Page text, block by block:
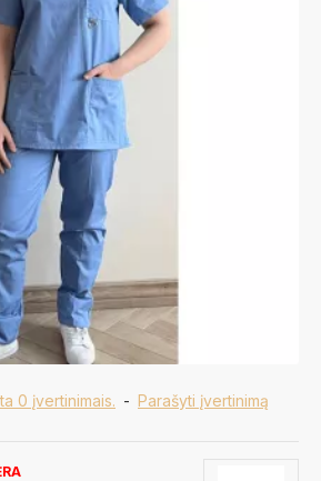
0 įvertinimais. - Parašyti įvertinimą